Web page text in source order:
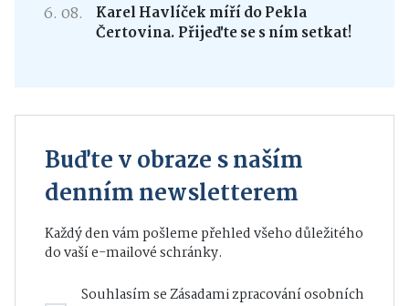
6. 08.
Karel Havlíček míří do Pekla
Čertovina. Přijeďte se s ním setkat!
Buďte v obraze s naším
denním newsletterem
Každý den vám pošleme přehled všeho důležitého
do vaší e-mailové schránky.
Souhlasím seZásadami zpracování osobních